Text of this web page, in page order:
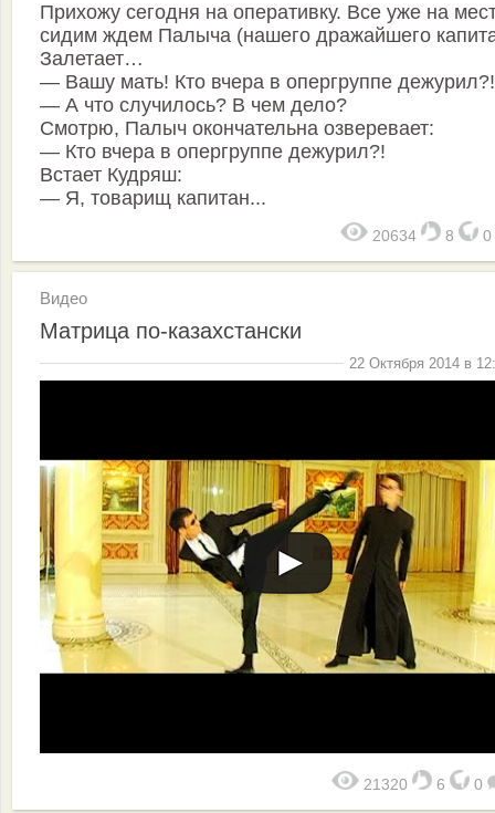
Прихожу сегодня на оперативку. Все уже на
сидим ждем Палыча (нашего дражайшего
Залетает…
— Вашу мать! Кто вчера в опергруппе дежурил?!
— А что случилось? В чем дело?
Смотрю, Палыч окончательна озверевает:
— Кто вчера в опергруппе дежурил?!
Встает Кудряш:
— Я, товарищ капитан...
20634 8 0
Видео
Матрица по-казахстански
22 Октября 2014 в
21320 6 0